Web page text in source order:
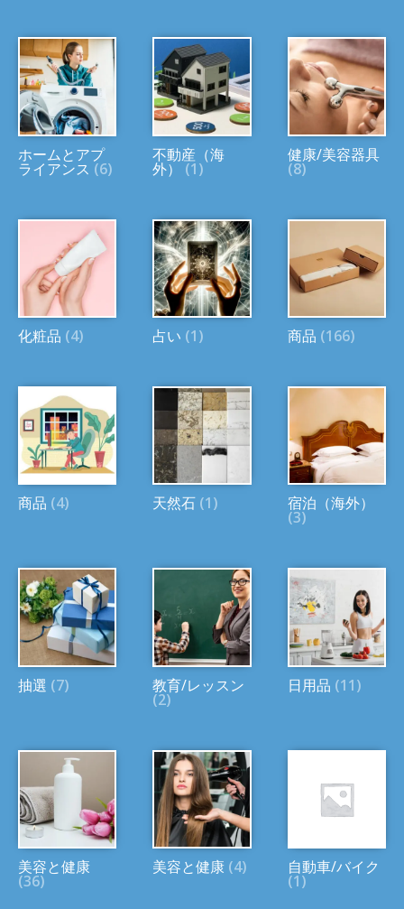
ホームとアプ
ライアンス (6)
不動産（海
外） (1)
健康/美容器具
(8)
化粧品 (4) 占い (1) 商品 (166)
商品 (4) 天然石 (1) 宿泊（海外）
(3)
抽選 (7) 教育/レッスン
(2)
日用品 (11)
美容と健康
(36)
美容と健康 (4) 自動車/バイク
(1)